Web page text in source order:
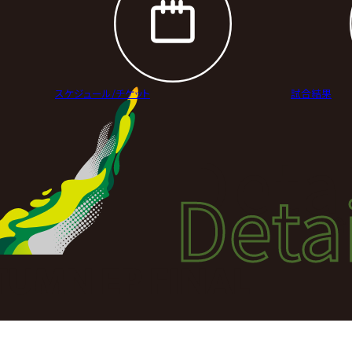
スケジュール/チケット
試合結果
試
EP FINAL